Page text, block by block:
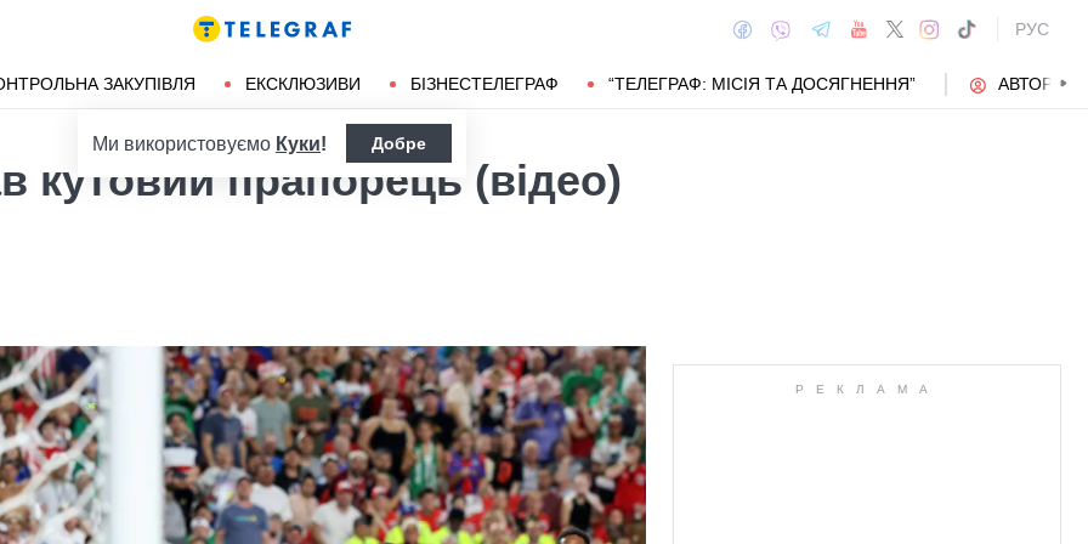
РУС
ЗАКУПІВЛЯ ЕКСКЛЮЗИВИ БІЗНЕСТЕЛЕГРАФ “ТЕЛЕГРАФ: МІСІЯ ТА ДОСЯГНЕННЯ” АВТОРИ
Ми використовуємо Куки! Добре
кутовий прапорець (відео)